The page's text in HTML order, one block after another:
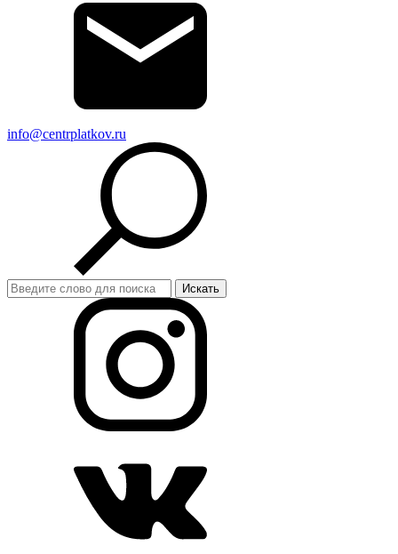
info@centrplatkov.ru